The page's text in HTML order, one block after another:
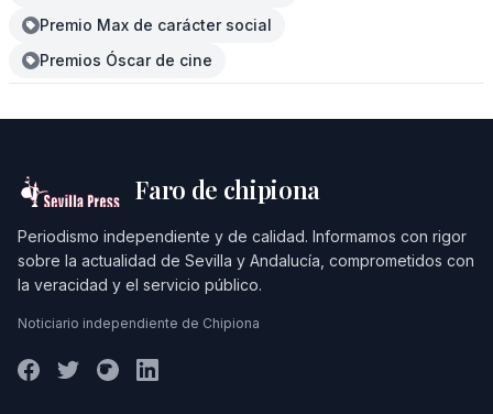
Premio Max de carácter social
Premios Óscar de cine
Faro de chipiona
Periodismo independiente y de calidad. Informamos con rigor
sobre la actualidad de Sevilla y Andalucía, comprometidos con
la veracidad y el servicio público.
Noticiario independiente de Chipiona